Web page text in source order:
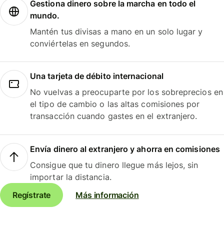
Gestiona dinero sobre la marcha en todo el
mundo.
Mantén tus divisas a mano en un solo lugar y
conviértelas en segundos.
Una tarjeta de débito internacional
No vuelvas a preocuparte por los sobreprecios en
el tipo de cambio o las altas comisiones por
transacción cuando gastes en el extranjero.
Envía dinero al extranjero y ahorra en comisiones
Consigue que tu dinero llegue más lejos, sin
importar la distancia.
Regístrate
Más información